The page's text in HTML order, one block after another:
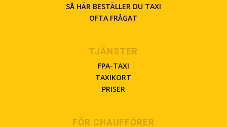
SÅ HÄR BESTÄLLER DU TAXI
OFTA FRÅGAT
TJÄNSTER
FPA-TAXI
TAXIKORT
PRISER
FÖR CHAUFFÖRER